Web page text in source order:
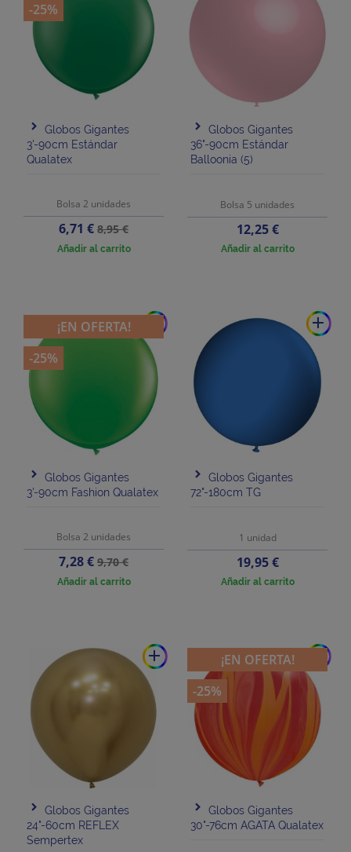
Globos Gigantes
3'-90cm Estándar
Qualatex
Bolsa 2 unidades
Precio
6,71 €Precio
base
8,95 €
Añadir al carrito
-25%
Globos Gigantes
36"-90cm Estándar
Balloonia (5)
Bolsa 5 unidades
Precio
12,25 €
Añadir al carrito
add
Globos Gigantes
3'-90cm Fashion Qualatex
Bolsa 2 unidades
Precio
7,28 €Precio
base
9,70 €
Añadir al carrito
¡EN OFERTA!
-25%
add
Globos Gigantes
72"-180cm TG
1 unidad
Precio
19,95 €
Añadir al carrito
add
Globos Gigantes
24"-60cm REFLEX
Sempertex
add
Globos Gigantes
30"-76cm AGATA Qualatex
¡EN OFERTA!
-25%